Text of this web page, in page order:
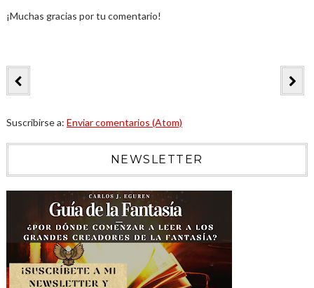
¡Muchas gracias por tu comentario!
Suscribirse a: Enviar comentarios (Atom)
NEWSLETTER